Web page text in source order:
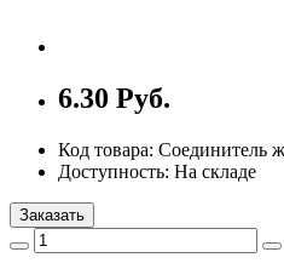
6.30 Руб.
Код товара: Соединитель
Доступность: На складе
Заказать